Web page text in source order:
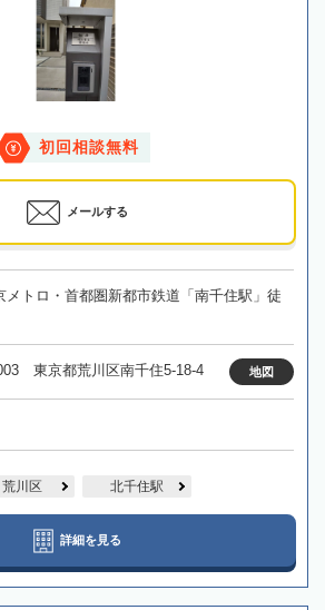
初回相談無料
メールする
メトロ・首都圏新都市鉄道「南千住駅」徒
東京都荒川区南千住5-18-4 地図
荒川区 北千住駅
詳細を見る